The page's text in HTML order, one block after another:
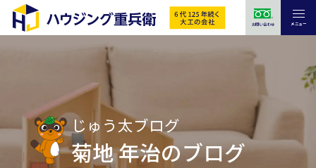
お問い合わせ メニュー
じゅう太ブログ
菊地 年治のブログ